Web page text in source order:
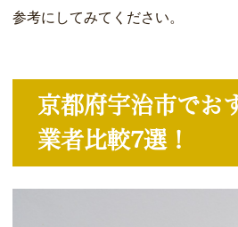
参考にしてみてください。
京都府宇治市でお
業者比較7選！